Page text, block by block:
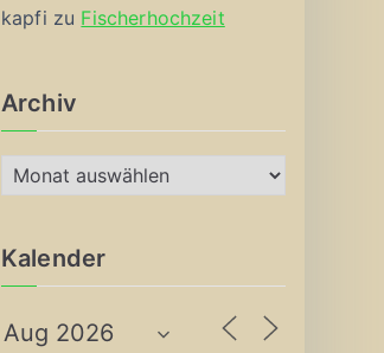
kapfi zu Fischerhochzeit
Archiv
r
h
v
Kalender